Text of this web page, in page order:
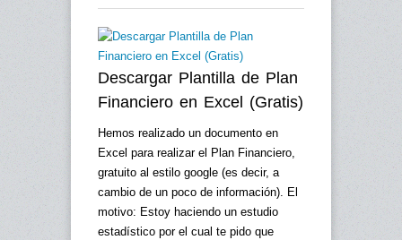
Descargar Plantilla de Plan
Financiero en Excel (Gratis)
Hemos realizado un documento en
Excel para realizar el Plan Financiero,
gratuito al estilo google (es decir, a
cambio de un poco de información). El
motivo: Estoy haciendo un estudio
estadístico por el cual te pido que